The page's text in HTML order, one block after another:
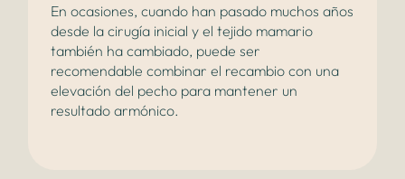
En ocasiones, cuando han pasado muchos años
desde la cirugía inicial y el tejido mamario
también ha cambiado, puede ser
recomendable combinar el recambio con una
elevación del pecho para mantener un
resultado armónico.